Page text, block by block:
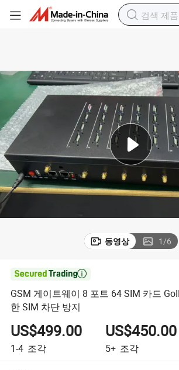
동영상 1/6

GSM 게이트웨이 8 포트 64 SIM 카드
한 SIM 차단 방지
US$499.00
1-4 조각
US$450.00
5+ 조각